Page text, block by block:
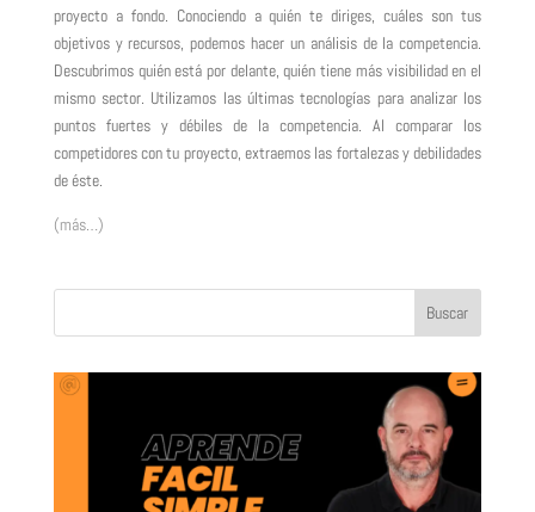
proyecto a fondo. Conociendo a quién te diriges, cuáles son tus
objetivos y recursos, podemos hacer un análisis de la competencia.
Descubrimos quién está por delante, quién tiene más visibilidad en el
mismo sector. Utilizamos las últimas tecnologías para analizar los
puntos fuertes y débiles de la competencia. Al comparar los
competidores con tu proyecto, extraemos las fortalezas y debilidades
de éste.
(más…)